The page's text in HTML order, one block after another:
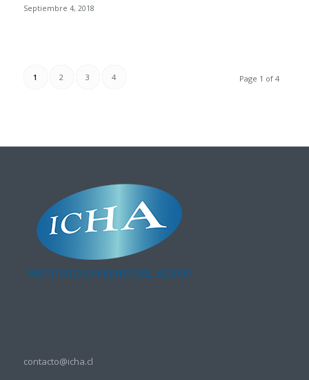
Septiembre 4, 2018
Page 1 of 4
1 2 3 4
contacto@icha.cl